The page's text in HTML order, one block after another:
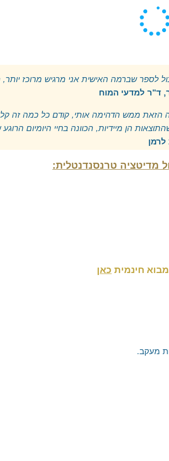
לספר שברמה האישית אני מרגיש מרוכז יותר,
ד"ר למדעי המוח
הזאת ממש הדהימה אותי, קודם כל כמה זה קל
הן מיידיות, הכוונה בחיי היומיום
לרמן
מדיטציה טרנסנדנטלית:
חינמית כאן
מעקב.